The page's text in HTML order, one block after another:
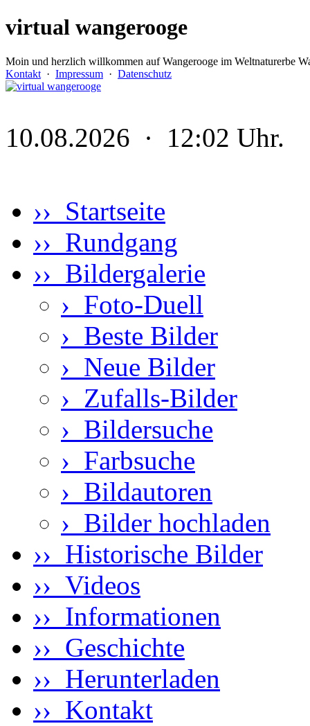
virtual wangerooge
Moin und herzlich willkommen auf Wangerooge im Weltnaturerbe
Kontakt · Impressum · Datenschutz
10.08.2026 · 12:02 Uhr.
›› Startseite
›› Rundgang
›› Bildergalerie
› Foto-Duell
› Beste Bilder
› Neue Bilder
› Zufalls-Bilder
› Bildersuche
› Farbsuche
› Bildautoren
› Bilder hochladen
›› Historische Bilder
›› Videos
›› Informationen
›› Geschichte
›› Herunterladen
›› Kontakt